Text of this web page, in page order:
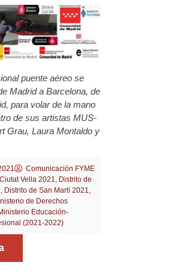
puente aéreo se
Madrid a Barcelona, de
para volar de la mano
de sus artistas MUS-
Grau, Laura Montaldo y
Comunicación FYME
Ciutat Vella 2021
Distrito de
Distrito de San Martí 2021
de Derechos
Educación-
(2021-2022)